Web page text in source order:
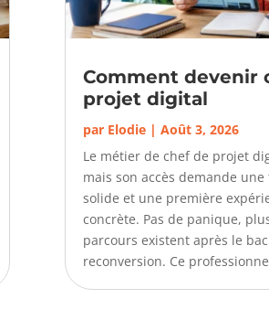
Comment devenir
projet digital
par Elodie| Août 3, 2026
Le métier de chef de projet
mais son accès demande
solide et une première
concrète. Pas de panique,
parcours existent après le
reconversion. Ce